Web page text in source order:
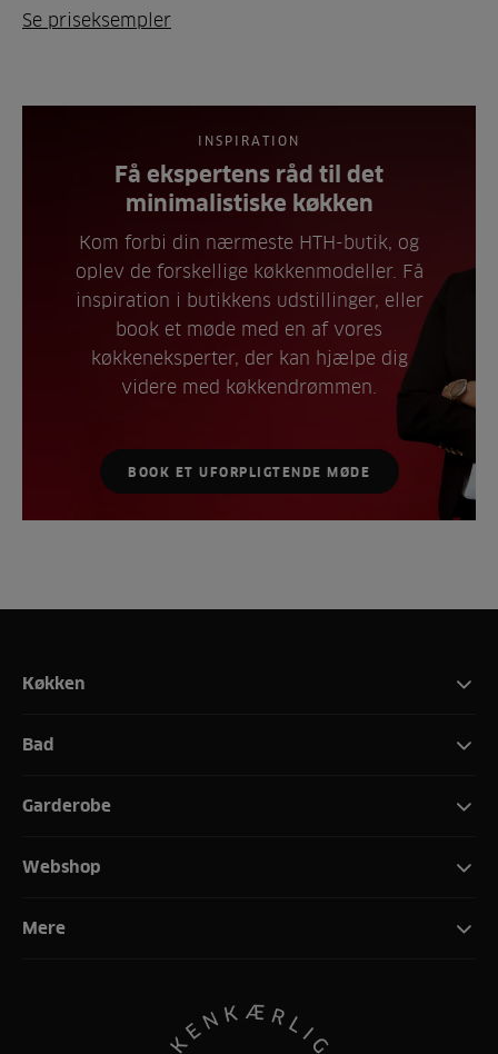
Se priseksempler
INSPIRATION
Få ekspertens råd til det
minimalistiske køkken
Kom forbi din nærmeste HTH-butik, og
oplev de forskellige køkkenmodeller. Få
inspiration i butikkens udstillinger, eller
book et møde med en af vores
køkkeneksperter, der kan hjælpe dig
videre med køkkendrømmen.
BOOK ET UFORPLIGTENDE MØDE
Køkken
Bad
Garderobe
Webshop
Mere